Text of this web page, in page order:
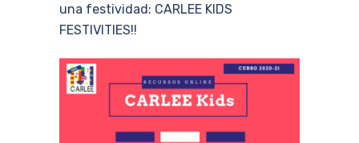
una festividad: CARLEE KIDS
FESTIVITIES!!